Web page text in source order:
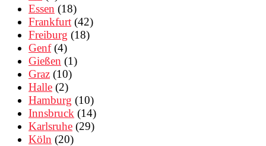
Essen (18)
Frankfurt (42)
Freiburg (18)
Genf(4)
Gießen (1)
Graz (10)
Halle (2)
Hamburg (10)
Innsbruck (14)
Karlsruhe (29)
Köln (20)